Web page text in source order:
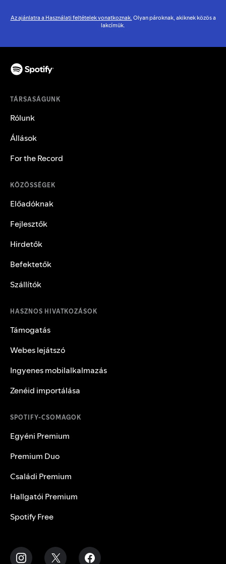
Az ajánlatra a Használati feltételek vonatkoznak. Olyan pároknak, akiknek közös a
lakcímük.
TÁRSASÁGUNK
Rólunk
Állások
For the Record
KÖZÖSSÉGEK
Előadóknak
Fejlesztők
Hirdetők
Befektetők
Szállítók
HASZNOS HIVATKOZÁSOK
Támogatás
Webes lejátszó
Ingyenes mobilalkalmazás
Zenéid importálása
SPOTIFY-CSOMAGOK
Egyéni Premium
Premium Duo
Családi Premium
Hallgatói Premium
Spotify Free